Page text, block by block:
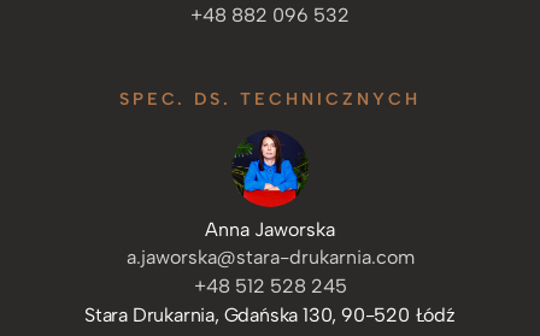
+48 882 096 532
SPEC. DS. TECHNICZNYCH
Anna Jaworska
a.jaworska@stara-drukarnia.com
+48 512 528 245
Stara Drukarnia, Gdańska 130, 90-520 Łódź